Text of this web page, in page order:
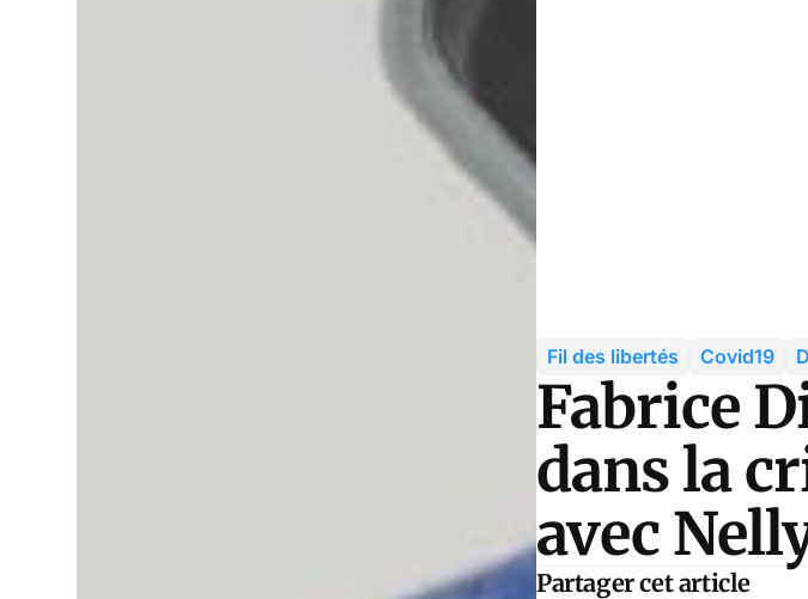
Fil des libertés Covid19
Fabrice
dans la
avec
Partager cet article